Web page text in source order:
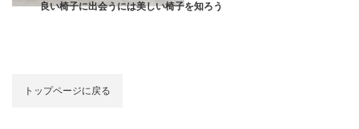
良い椅子に出会うには美しい椅子を知ろう
トップページに戻る